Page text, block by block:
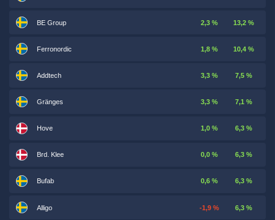
BE Group 2,3 % 13,2 %
Ferronordic 1,8 % 10,4 %
Addtech 3,3 % 7,5 %
Gränges 3,3 % 7,1 %
Hove 1,0 % 6,3 %
Brd. Klee 0,0 % 6,3 %
Bufab 0,6 % 6,3 %
Alligo -1,9 % 6,3 %